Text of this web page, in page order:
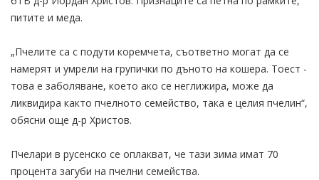
питите и меда.
„Пчелите са с подути коремчета, съответно могат да се
намерят и умрели на групички по дъното на кошера. Тоест -
това е заболяване, което ако се неглижира, може да
ликвидира както пчелното семейство, така е целия пчелин“,
обясни още д-р Христов.
Пчелари в русенско се оплакват, че тази зима имат 70
процента загуби на пчелни семейства.